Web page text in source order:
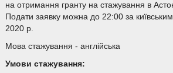
на отримання гранту на стажування в
Подати заявку можна до 22:00 за
2020 р.
Мова стажування - англійська
Умови стажування: